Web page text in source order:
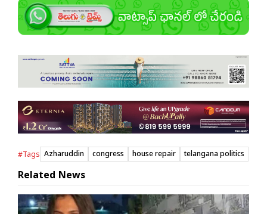
#Tags Azharuddin congress house repair telangana politics
Related News